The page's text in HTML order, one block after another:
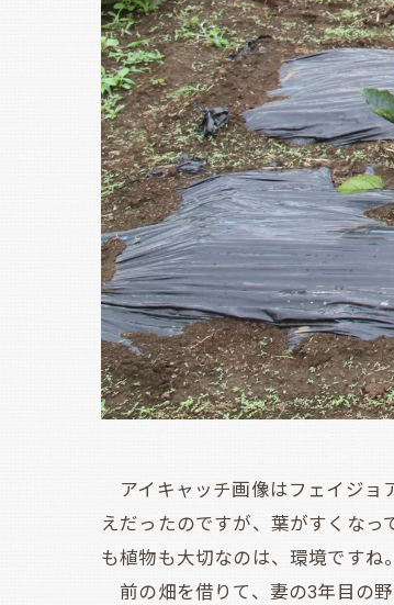
アイキャッチ画像はフェイジョ
えだったのですが、葉がすくな
も植物も大切なのは、環境ですね。
前の畑を借りて、妻の3年目の